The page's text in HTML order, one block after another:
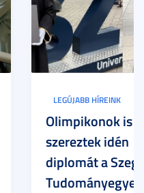
LEGÚJABB HÍREINK
Olimpikonok is
szereztek idén
diplomát a